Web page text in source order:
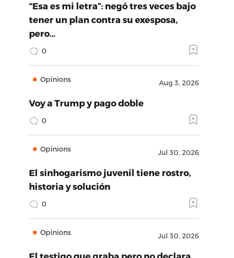
“Esa es mi letra”: negó tres veces bajo
tener un plan contra su exesposa,
pero…
0
Opinions Aug 3, 2026
Voy a Trump y pago doble
0
Opinions Jul 30, 2026
El sinhogarismo juvenil tiene rostro,
historia y solución
0
Opinions Jul 30, 2026
El testigo que graba pero no declara